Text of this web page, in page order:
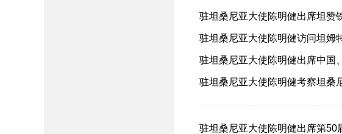
驻坦桑尼亚大使陈明健出席坦赞
驻坦桑尼亚大使陈明健访问坦姆
驻坦桑尼亚大使陈明健出席中国
驻坦桑尼亚大使陈明健考察坦桑
驻坦桑尼亚大使陈明健出席第50